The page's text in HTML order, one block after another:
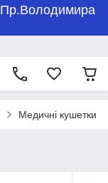
Пр.Володимира
Медичні кушетки